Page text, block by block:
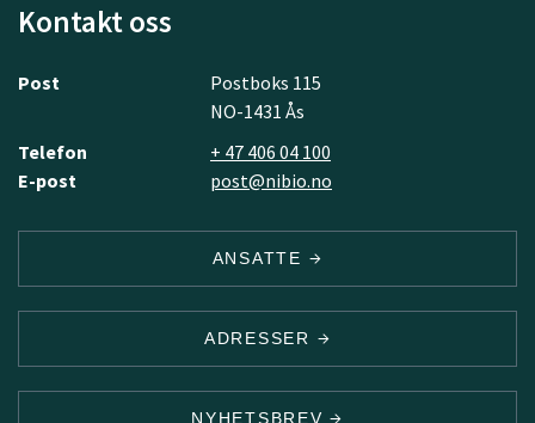
Kontakt oss
Post
Postboks 115
NO-1431 Ås
Telefon
+ 47 406 04 100
E-post
post@nibio.no
ANSATTE
ADRESSER
NYHETSBREV